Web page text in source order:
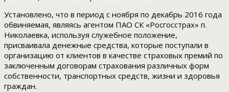
Установлено, что в период с ноября по декабрь 2016 года
обвиняемая, являясь агентом ПАО СК «Росгосстрах» п.
Николаевка, используя служебное положение,
присваивала денежные средства, которые поступали в
организацию от клиентов в качестве страховых премий по
заключенным договорам страхования различных форм
собственности, транспортных средств, жизни и здоровья
граждан.